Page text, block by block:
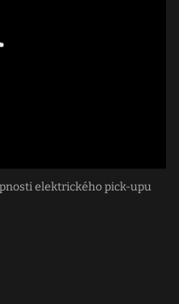
elektrického pick-upu